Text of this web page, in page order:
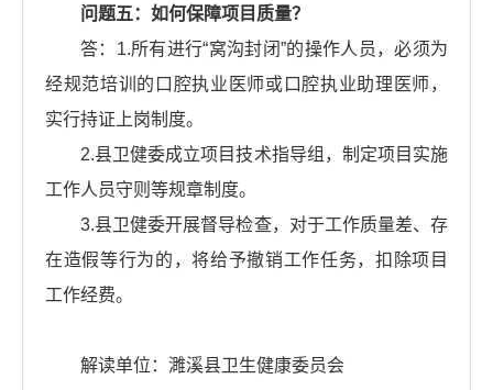
问题五：如何保障项目质量？
答：1.所有进行“窝沟封闭”的操作人员，必须为
经规范培训的口腔执业医师或口腔执业助理医师，
实行持证上岗制度。
2.县卫健委成立项目技术指导组，制定项目实施
工作人员守则等规章制度。
3.县卫健委开展督导检查，对于工作质量差、存
在造假等行为的，将给予撤销工作任务，扣除项目
工作经费。
解读单位：濉溪县卫生健康委员会